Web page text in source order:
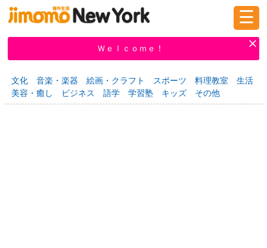
掲示板 タウン情報 教えて！
☰
Ｗｅｌｃｏｍｅ！
文化 音楽・楽器 絵画・クラフト スポーツ 料理教室
生活
美容・癒し
ビジネス 語学 学習塾 キッズ その他